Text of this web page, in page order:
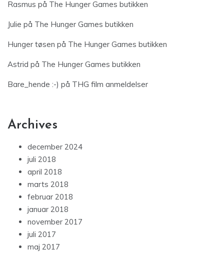
Rasmus på The Hunger Games butikken
Julie på The Hunger Games butikken
Hunger tøsen på The Hunger Games butikken
Astrid på The Hunger Games butikken
Bare_hende :-) på THG film anmeldelser
Archives
december 2024
juli 2018
april 2018
marts 2018
februar 2018
januar 2018
november 2017
juli 2017
maj 2017